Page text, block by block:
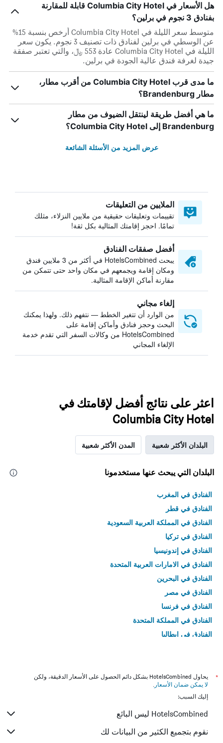
هل الأسعار في Columbia City Hotel قابلة للمقارنة
بفنادق 3 نجوم في برلين؟
متوسط سعر الليلة في Columbia City Hotel أرخص بنسبة 15%
عن الوسطي في برلين لفنادق ذات تصنيف 3 نجوم. يكون سعر
الليلة في Columbia City Hotel عادة 553 ﷼، والتي تعتبر صفقة
جيدة لغرفة فندق عالية الجودة في برلين.
ما مدى قرب Columbia City Hotel من أقرب مطار،
مطار Brandenburg؟
ما هي أفضل طريقة لينتقل الضيوف من مطار
Brandenburg إلى Columbia City Hotel؟
عرض المزيد من الأسئلة الشائعة
الملايين من التعليقات
تقييمات وتعليقات حقيقية من ملايين النزلاء، مثلك
تمامًا. احجز إقامتك المثالية بكل ثقة!
أفضل صفقات الفنادق
يبحث HotelsCombined في أكثر من 3 ملايين فندق
ومكان إقامة ويجمعهم في مكان واحد حتى تتمكن من
مقارنة أماكن الإقامة المثالية.
إلغاء مجاني
من الوارد أن تتغير الخطط — نتفهم ذلك. ولهذا يمكنك
البحث وحجز فنادق وأماكن إقامة على
HotelsCombined من وكالات السفر التي تقدم خدمة
الإلغاء المجاني
اعثر على نتائج أفضل لإقامتك في
Columbia City Hotel
البلدان الأكثر شعبية المدن الأكثر شعبية
البلدان التي يبحث عنها مستخدمونا
الفنادق في المغرب
الفنادق في قطر
الفنادق في المملكة العربية السعودية
الفنادق في تركيا
الفنادق في إندونيسيا
الفنادق في الامارات العربية المتحدة
الفنادق في البحرين
الفنادق في مصر
الفنادق في فرنسا
الفنادق في المملكة المتحدة
الفنادق في إيطاليا
*
يحاول HotelsCombined بشكل دائم الحصول على الأسعار الدقيقة، ولكن
لا يمكن ضمان الأسعار .
إليك السبب:
HotelsCombined ليس البائع
نقوم بتجميع الكثير من البيانات لك